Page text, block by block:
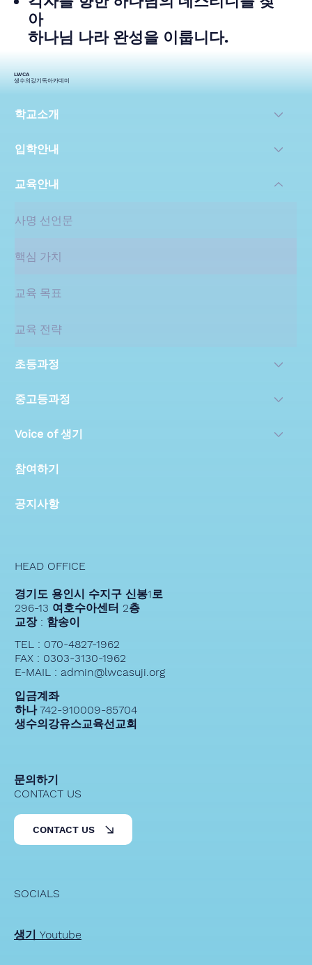
아
하나님 나라 완성을 이룹니다.
LWCA
생수의강기독아카데미
학교소개
입학안내
교육안내
사명 선언문
핵심 가치
교육 목표
교육 전략
초등과정
중고등과정
Voice of 생기
참여하기
공지사항
HEAD OFFICE
경기도 용인시 수지구 신봉1로
296-13 여호수아센터 2층
교장 : 함송이
TEL : 070-4827-1962
FAX : 0303-3130-1962
E-MAIL : admin@lwcasuji.org
입금계좌
하나 742-910009-85704
생수의강유스교육선교회
SOCIALS
생기 Youtube
문의하기
CONTACT US
CONTACT US